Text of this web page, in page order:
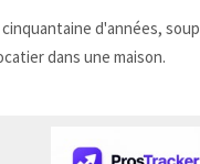
d'années,
dans une maison.